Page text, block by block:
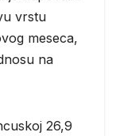
vrstu
meseca,
na
26,9